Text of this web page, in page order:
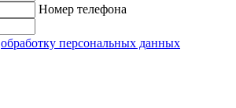
Номер телефона
обработку персональных данных